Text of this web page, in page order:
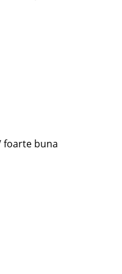
foarte buna